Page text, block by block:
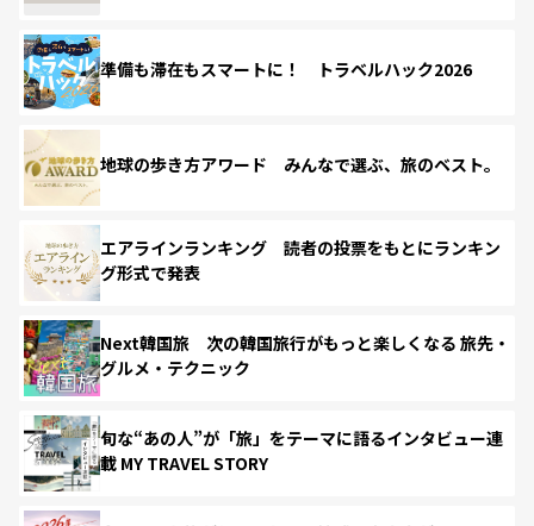
準備も滞在もスマートに！ トラベルハック2026
地球の歩き方アワード みんなで選ぶ、旅のベスト。
エアラインランキング 読者の投票をもとにランキン
グ形式で発表
Next韓国旅 次の韓国旅行がもっと楽しくなる 旅先・
グルメ・テクニック
旬な“あの人”が「旅」をテーマに語るインタビュー連
載 MY TRAVEL STORY